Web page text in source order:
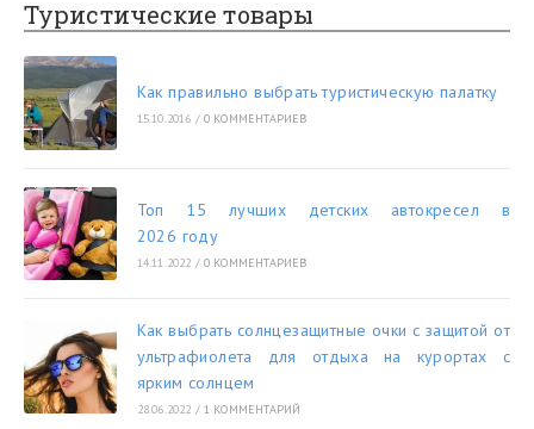
Туристические товары
Как правильно выбрать туристическую палатку
15.10.2016 / 0 КОММЕНТАРИЕВ
Топ 15 лучших детских автокресел в
2026 году
14.11.2022 / 0 КОММЕНТАРИЕВ
Как выбрать солнцезащитные очки с защитой от
ультрафиолета для отдыха на курортах с
ярким солнцем
28.06.2022 / 1 КОММЕНТАРИЙ